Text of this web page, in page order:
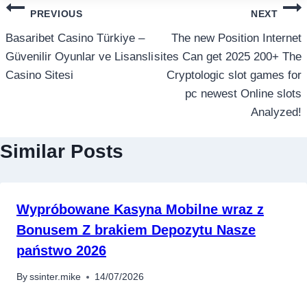
แนะแนว
เรื่อง
PREVIOUS
Basaribet Casino Türkiye –
Güvenilir Oyunlar ve Lisansli
Casino Sitesi
NEXT
The new Position Internet
sites Can get 2025 200+ The
Cryptologic slot games for
pc newest Online slots
Analyzed!
Similar Posts
Wypróbowane Kasyna Mobilne wraz z
Bonusem Z brakiem Depozytu Nasze
państwo 2026
By ssinter.mike 14/07/2026